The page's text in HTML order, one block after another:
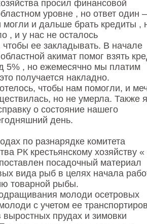
просил финансовой
уровне , но ответ один
и дальше брать кредиты ,
, и у нас не осталось
ее закладывать. В начале
акимат помог взять
5% , но ежемесячно мы платим
получается накладно.
чтобы нам помогли, и
но не умерла. Также
о состояние нашего
день.
по разнарядке комитета
РК крестьянскому хозяйству «
посадочный материал
вида рыб в целях начала
товарной рыбы.
молоди осетровых
с учетом ее
прудах и зимовки